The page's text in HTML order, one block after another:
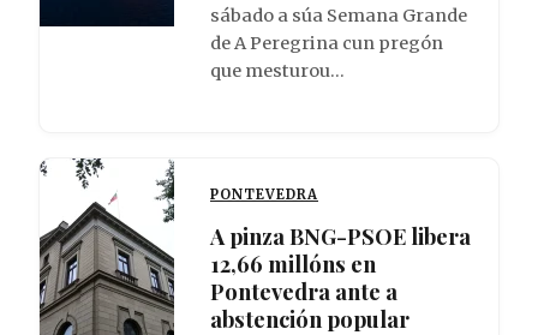
sábado a súa Semana Grande
de A Peregrina cun pregón
que mesturou…
PONTEVEDRA
A pinza BNG-PSOE libera
12,66 millóns en
Pontevedra ante a
abstención popular